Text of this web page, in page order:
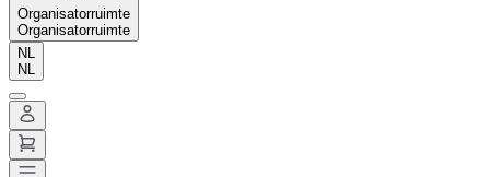
Organisatorruimte
Organisatorruimte
NL
NL